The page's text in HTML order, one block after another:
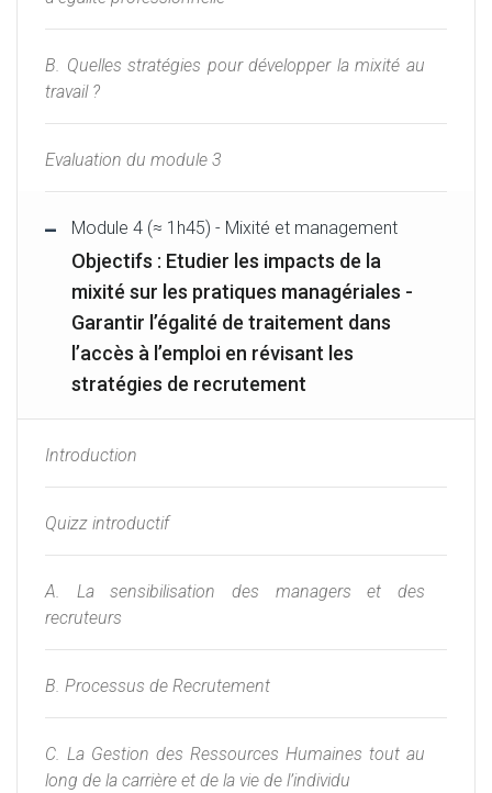
B. Quelles stratégies pour développer la mixité au
travail ?
Evaluation du module 3
Module 4 (≈ 1h45) - Mixité et management
Objectifs : Etudier les impacts de la
mixité sur les pratiques managériales -
Garantir l’égalité de traitement dans
l’accès à l’emploi en révisant les
stratégies de recrutement
Introduction
Quizz introductif
A. La sensibilisation des managers et des
recruteurs
B. Processus de Recrutement
C. La Gestion des Ressources Humaines tout au
long de la carrière et de la vie de l’individu